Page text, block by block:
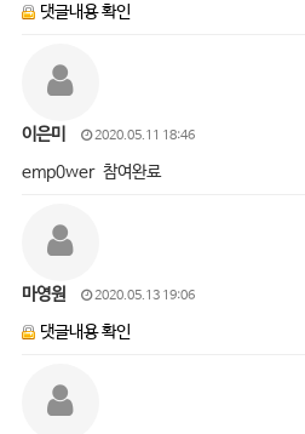
댓글내용 확인
이은미 2020.05.11 18:46
emp0wer 참여완료
마영원 2020.05.13 19:06
댓글내용 확인